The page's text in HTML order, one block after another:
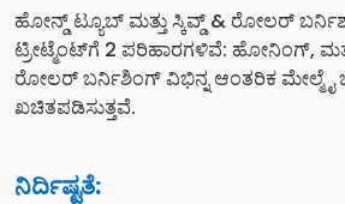
ಹೋನ್ಡ್ ಟ್ಯೂಬ್ ಮತ್ತು ಸ್ಕಿವ್ಡ್ & ರೋಲರ್
ಟ್ರೀಟ್ಮೆಂಟ್‌ಗೆ 2 ಪರಿಹಾರಗಳಿವೆ: ಹೋನಿಂಗ್,
ರೋಲರ್ ಬರ್ನಿಶಿಂಗ್ ವಿಭಿನ್ನ ಆಂತರಿಕ ಮೇಲ್ಮೈ
ಖಚಿತಪಡಿಸುತ್ತವೆ.
ನಿರ್ದಿಷ್ಟತೆ: